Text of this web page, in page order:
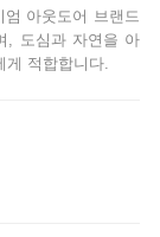
아웃도어 브랜드
, 도심과 자연을 아
게 적합합니다.